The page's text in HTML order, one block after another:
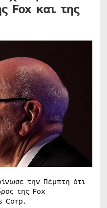
Fox και της
την Πέμπτη ότι
της Fox
Corp.